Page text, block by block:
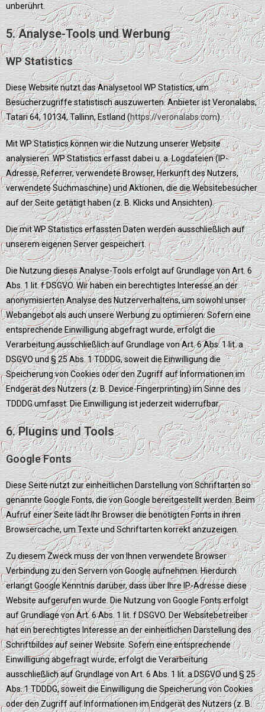
unberührt.
5. Analyse-Tools und Werbung
WP Statistics
Diese Website nutzt das Analysetool WP Statistics, um
Besucherzugriffe statistisch auszuwerten. Anbieter ist Veronalabs,
Tatari 64, 10134, Tallinn, Estland (https://veronalabs.com).
Mit WP Statistics können wir die Nutzung unserer Website
analysieren. WP Statistics erfasst dabei u. a. Logdateien (IP-
Adresse, Referrer, verwendete Browser, Herkunft des Nutzers,
verwendete Suchmaschine) und Aktionen, die die Websitebesucher
auf der Seite getätigt haben (z. B. Klicks und Ansichten).
Die mit WP Statistics erfassten Daten werden ausschließlich auf
unserem eigenen Server gespeichert.
Die Nutzung dieses Analyse-Tools erfolgt auf Grundlage von Art. 6
Abs. 1 lit. f DSGVO. Wir haben ein berechtigtes Interesse an der
anonymisierten Analyse des Nutzerverhaltens, um sowohl unser
Webangebot als auch unsere Werbung zu optimieren. Sofern eine
entsprechende Einwilligung abgefragt wurde, erfolgt die
Verarbeitung ausschließlich auf Grundlage von Art. 6 Abs. 1 lit. a
DSGVO und § 25 Abs. 1 TDDDG, soweit die Einwilligung die
Speicherung von Cookies oder den Zugriff auf Informationen im
Endgerät des Nutzers (z. B. Device-Fingerprinting) im Sinne des
TDDDG umfasst. Die Einwilligung ist jederzeit widerrufbar.
6. Plugins und Tools
Google Fonts
Diese Seite nutzt zur einheitlichen Darstellung von Schriftarten so
genannte Google Fonts, die von Google bereitgestellt werden. Beim
Aufruf einer Seite lädt Ihr Browser die benötigten Fonts in ihren
Browsercache, um Texte und Schriftarten korrekt anzuzeigen.
Zu diesem Zweck muss der von Ihnen verwendete Browser
Verbindung zu den Servern von Google aufnehmen. Hierdurch
erlangt Google Kenntnis darüber, dass über Ihre IP-Adresse diese
Website aufgerufen wurde. Die Nutzung von Google Fonts erfolgt
auf Grundlage von Art. 6 Abs. 1 lit. f DSGVO. Der Websitebetreiber
hat ein berechtigtes Interesse an der einheitlichen Darstellung des
Schriftbildes auf seiner Website. Sofern eine entsprechende
Einwilligung abgefragt wurde, erfolgt die Verarbeitung
ausschließlich auf Grundlage von Art. 6 Abs. 1 lit. a DSGVO und § 25
Abs. 1 TDDDG, soweit die Einwilligung die Speicherung von Cookies
oder den Zugriff auf Informationen im Endgerät des Nutzers (z. B.